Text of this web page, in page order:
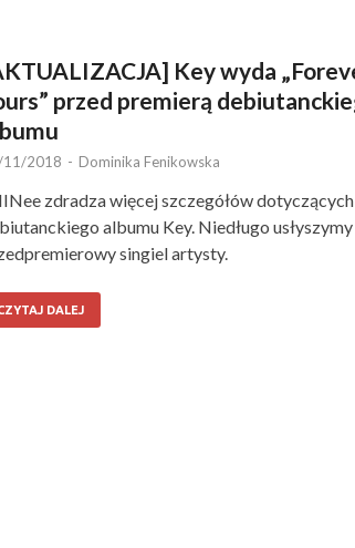
Key wyda
przed premierą
11/2018 - Dominika Fenikowska
zdradza więcej szczegółów dotyczących
albumu Key. Niedługo usłyszymy
singiel artysty.
DALEJ